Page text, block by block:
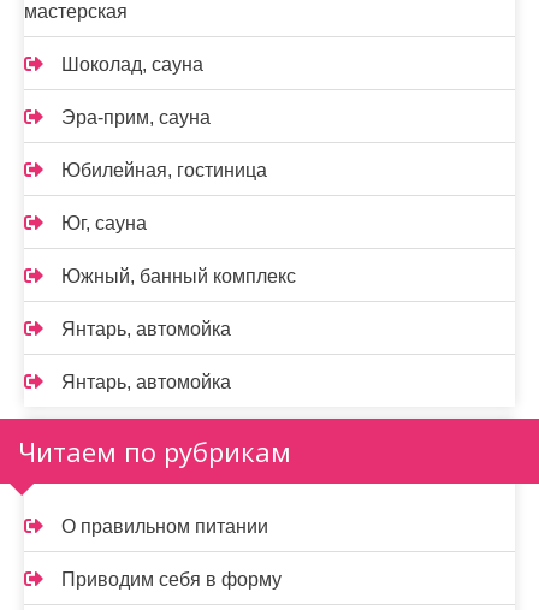
мастерская
Шоколад, сауна
Эра-прим, сауна
Юбилейная, гостиница
Юг, сауна
Южный, банный комплекс
Янтарь, автомойка
Янтарь, автомойка
Читаем по рубрикам
О правильном питании
Приводим себя в форму